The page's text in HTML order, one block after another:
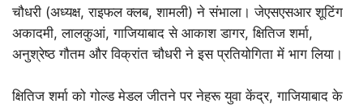
चौधरी (अध्यक्ष, राइफल क्लब, शामली) ने संभाला। जेएसएसआर शूटिंग
अकादमी, लालकुआं, गाजियाबाद से आकाश डागर, क्षितिज शर्मा,
अनुश्रेष्ठ गौतम और विक्रांत चौधरी ने इस प्रतियोगिता में भाग लिया।
क्षितिज शर्मा को गोल्ड मेडल जीतने पर नेहरू युवा केंद्र, गाजियाबाद के